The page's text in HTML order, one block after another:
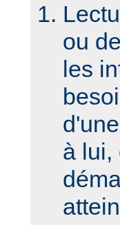
ou
les
à lui,